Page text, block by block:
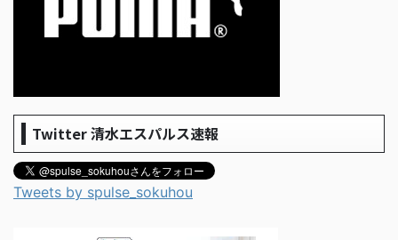
Twitter 清水エスパルス速報
Tweets by spulse_sokuhou